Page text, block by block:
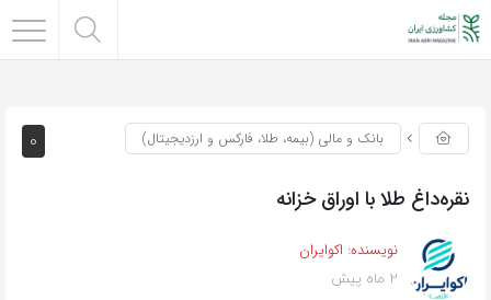
0 بانک و مالی (بیمه، طلا، فارکس و ارزدیجیتال)
نقره‌داغ طلا با اوراق خزانه
نویسنده: اکوایران
2 ماه پیش